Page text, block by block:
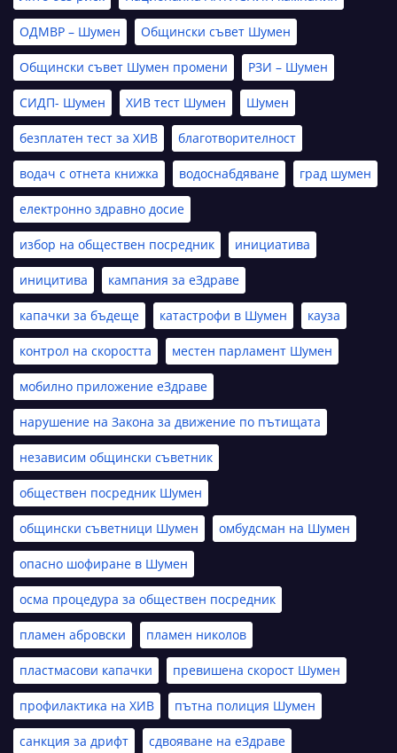
ОДМВР – Шумен Общински съвет Шумен
Общински съвет Шумен промени РЗИ – Шумен
СИДП- Шумен ХИВ тест Шумен Шумен
безплатен тест за ХИВ благотворителност
водач с отнета книжка водоснабдяване град шумен
електронно здравно досие
избор на обществен посредник инициатива
иницитива кампания за еЗдраве
капачки за бъдеще катастрофи в Шумен кауза
контрол на скоростта местен парламент Шумен
мобилно приложение еЗдраве
нарушение на Закона за движение по пътищата
независим общински съветник
обществен посредник Шумен
общински съветници Шумен омбудсман на Шумен
опасно шофиране в Шумен
осма процедура за обществен посредник
пламен абровски пламен николов
пластмасови капачки превишена скорост Шумен
профилактика на ХИВ пътна полиция Шумен
санкция за дрифт сдвояване на еЗдраве